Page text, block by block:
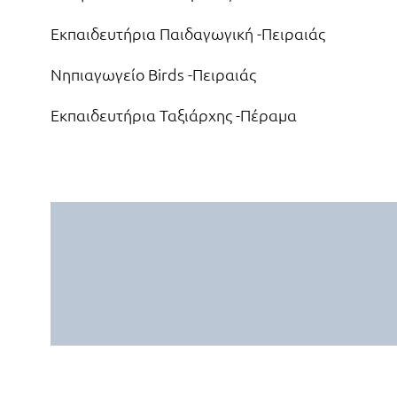
Εκπαιδευτήρια Παιδαγωγική -Πειραιάς
Νηπιαγωγείο Birds -Πειραιάς
Εκπαιδευτήρια Ταξιάρχης -Πέραμα